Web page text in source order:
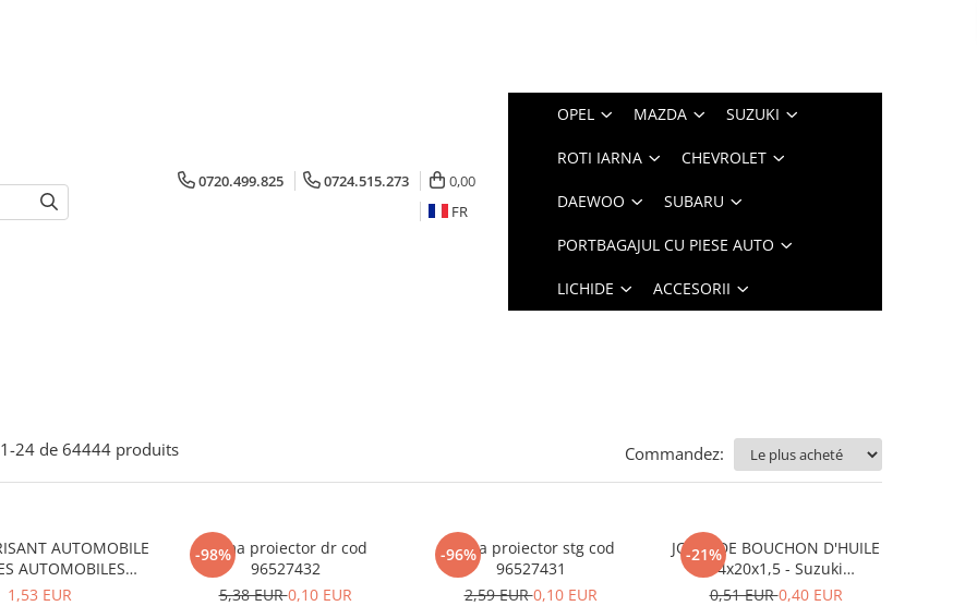
0720.499.825 0724.515.273
0,00
FR
OPEL MAZDA SUZUKI
ROTI IARNA CHEVROLET
DAEWOO SUBARU
PORTBAGAJUL CU PIESE AUTO
LICHIDE ACCESORII
1-24 de 64444 produits Commandez:
AUTOMOBILE
AUTOMOBILES
RADACINI
1,53 EUR
-98%
Rama proiector dr cod
96527432
5,38 EUR0,10 EUR
-96%
Rama proiector stg cod
96527431
2,59 EUR0,10 EUR
-21%
JOINT DE BOUCHON D'HUILE
14x20x1,5 - Suzuki
09168M14015-000
0,51 EUR0,40 EUR